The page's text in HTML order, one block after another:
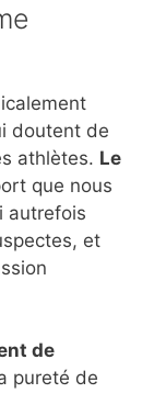
doutent de
athlètes. Le
que nous
autrefois
et
de
pureté de